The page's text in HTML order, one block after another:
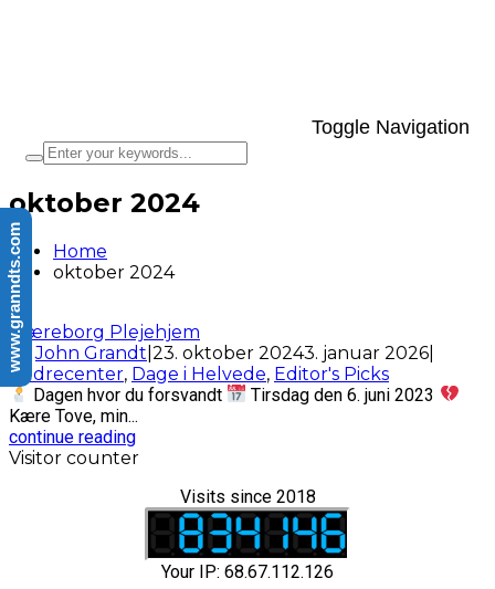
Toggle Navigation
oktober 2024
Home
oktober 2024
Tjæreborg Plejehjem
byJohn Grandt 23. oktober 20243. januar 2026
Ældrecenter, Dage i Helvede, Editor's Picks
Dagen hvor du forsvandt
Tirsdag den 6. juni 2023
Kære Tove, min...
continue reading
Visitor counter
Visits since 2018
Your IP: 68.67.112.126
www.granndts.com